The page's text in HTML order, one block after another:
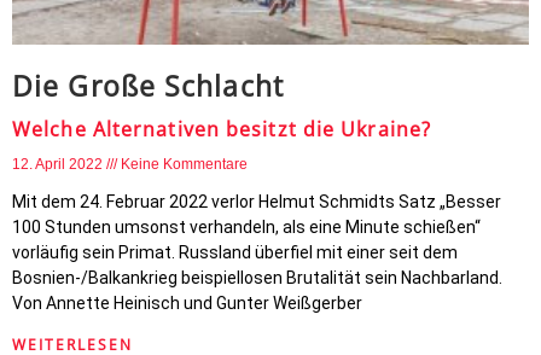
Die Große Schlacht
Welche Alternativen besitzt die Ukraine?
12. April 2022 Keine Kommentare
Mit dem 24. Februar 2022 verlor Helmut Schmidts Satz „Besser
100 Stunden umsonst verhandeln, als eine Minute schießen“
vorläufig sein Primat. Russland überfiel mit einer seit dem
Bosnien-/Balkankrieg beispiellosen Brutalität sein Nachbarland.
Von Annette Heinisch und Gunter Weißgerber
WEITERLESEN